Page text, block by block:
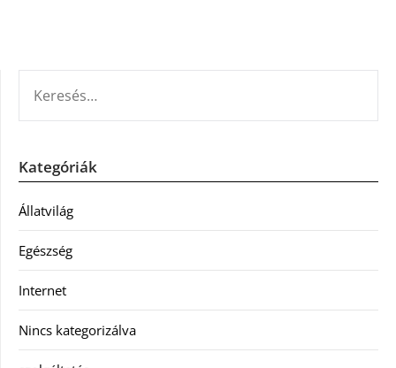
Kategóriák
Állatvilág
Egészség
Internet
Nincs kategorizálva